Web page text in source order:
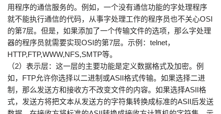
用程序的通信服务的。例如，一个没有通信功能的字处理程序
就不能执行通信的代码，从事字处理工作的程序员也不关心OSI
的第7层。但是，如果添加了一个传输文件的选项，那么字处理
器的程序员就需要实现OSI的第7层。示例：telnet，
HTTP,FTP,WWW,NFS,SMTP等。
（2）表示层：这一层的主要功能是定义数据格式及加密。例
如，FTP允许你选择以二进制或ASII格式传输。如果选择二进
制，那么发送方和接收方不改变文件的内容。如果选择ASII格
式，发送方将把文本从发送方的字符集转换成标准的ASII后发送